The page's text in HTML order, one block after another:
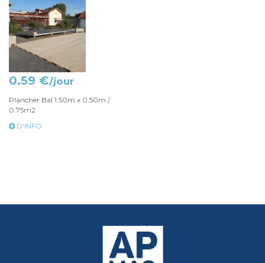
0.59 €/jour
Plancher Bal 1.50m x 0.50m /
0.75m2
D'INFO